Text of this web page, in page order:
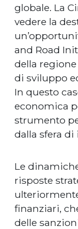
globale. La
vedere la
and Road
della
di sviluppo
In questo
economica
strumento
dalla sfera
Le
risposte
finanziari,
delle